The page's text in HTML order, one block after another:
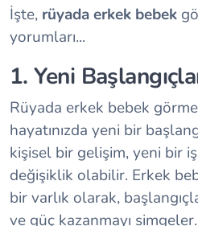
İşte, rüyada erkek bebek
yorumları...
1. Yeni
Rüyada erkek bebek
hayatınızda yeni bir
kişisel bir gelişim, yeni bir
değişiklik olabilir. Erkek
bir varlık olarak,
ve güç kazanmayı